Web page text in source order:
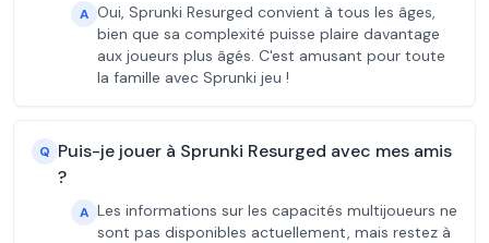
A Oui, Sprunki Resurged convient à tous les âges,
bien que sa complexité puisse plaire davantage
aux joueurs plus âgés. C'est amusant pour toute
la famille avec Sprunki jeu !
Q Puis-je jouer à Sprunki Resurged avec mes amis
?
A Les informations sur les capacités multijoueurs ne
sont pas disponibles actuellement, mais restez à